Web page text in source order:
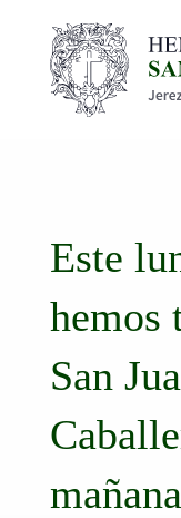
Este
hemos
San
mañana